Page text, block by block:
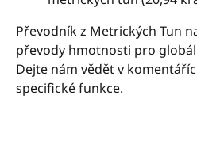
Převodník z Metrických Tun
převody hmotnosti pro
Dejte nám vědět v
specifické funkce.